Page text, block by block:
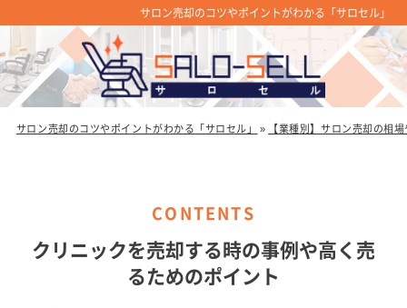
サロン売却のコツやポイントがわかる「サロセル」
サロン売却のコツやポイントがわかる「サロセル」 » 【業種別】サロン売却の相
クリニックを売却する時の事例や高く売
るためのポイント